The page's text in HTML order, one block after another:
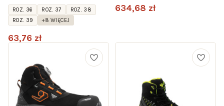
ROZ. 36 ROZ. 37
ROZ. 38
ROZ. 39
+8 WIĘCEJ
63,76 zł
634,68 zł